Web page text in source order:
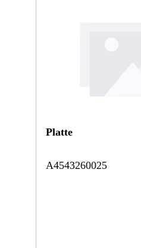
Platte
A4543260025